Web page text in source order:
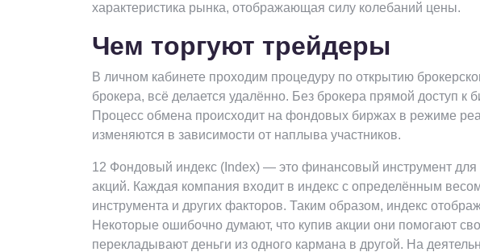
характеристика рынка, отображающая силу колебаний цены.
Чем торгуют трейдеры
В личном кабинете проходим процедуру по открытию
брокера, всё делается удалённо. Без брокера прямой доступ к
Процесс обмена происходит на фондовых биржах в режиме
изменяются в зависимости от наплыва участников.
12 Фондовый индекс (Index) — это финансовый инструмент для
акций. Каждая компания входит в индекс с определённым
инструмента и других факторов. Таким образом, индекс
Некоторые ошибочно думают, что купив акции они помогают
перекладывают деньги из одного кармана в другой. На